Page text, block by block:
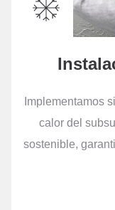
Implementamos
calor del
sostenible,